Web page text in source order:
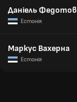
Даніель Федотов
Естонія
Маркус Вахерна
Естонія